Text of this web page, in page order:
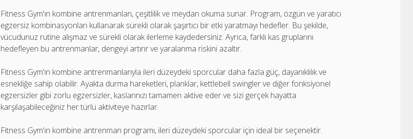
Fitness Gym'ın kombine antrenmanları, çeşitlilik ve meydan okuma sunar. Program, özgün ve yaratıcı
egzersiz kombinasyonları kullanarak sürekli olarak şaşırtıcı bir etki yaratmayı hedefler. Bu şekilde,
vücudunuz rutine alışmaz ve sürekli olarak ilerleme kaydedersiniz. Ayrıca, farklı kas gruplarını
hedefleyen bu antrenmanlar, dengeyi artırır ve yaralanma riskini azaltır.
Fitness Gym'ın kombine antrenmanlarıyla ileri düzeydeki sporcular daha fazla güç, dayanıklılık ve
esnekliğe sahip olabilir. Ayakta durma hareketleri, planklar, kettlebell swingler ve diğer fonksiyonel
egzersizler gibi zorlu egzersizler, kaslarınızı tamamen aktive eder ve sizi gerçek hayatta
karşılaşabileceğiniz her türlü aktiviteye hazırlar.
Fitness Gym'ın kombine antrenman programı, ileri düzeydeki sporcular için ideal bir seçenektir.